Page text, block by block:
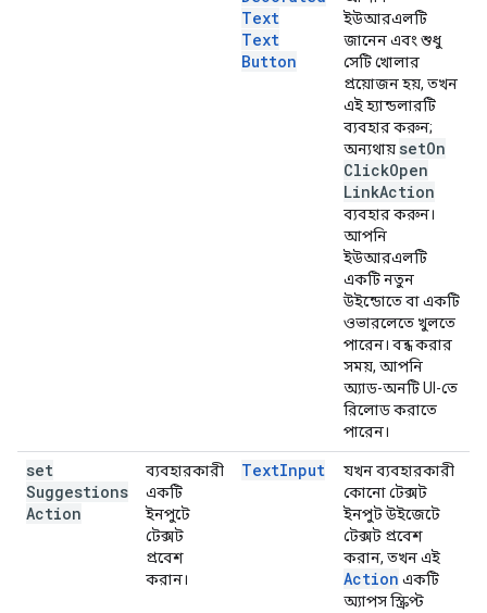
Text
Text
Button
ইউআরএলটি
জানেন এবং শুধু
সেটি খোলার
প্রয়োজন হয়, তখন
এই হ্যান্ডলারটি
ব্যবহার করুন;
অন্যথায় setOn
ClickOpen
LinkAction
ব্যবহার করুন।
আপনি
ইউআরএলটি
একটি নতুন
উইন্ডোতে বা একটি
ওভারলেতে খুলতে
পারেন। বন্ধ করার
সময়, আপনি
অ্যাড-অনটি UI-তে
রিলোড করাতে
পারেন।
set
Suggestions
Action
ব্যবহারকারী
একটি
ইনপুটে
টেক্সট
প্রবেশ
করান।
TextInput
যখন ব্যবহারকারী
কোনো টেক্সট
ইনপুট উইজেটে
টেক্সট প্রবেশ
করান, তখন এই
Action একটি
অ্যাপস স্ক্রিপ্ট